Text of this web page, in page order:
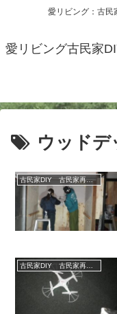
愛リビング：古民
愛リビング古民家
ウッドデ
古民家DIY 古民家再生 別荘 リフォーム 小屋 薪ストーブ